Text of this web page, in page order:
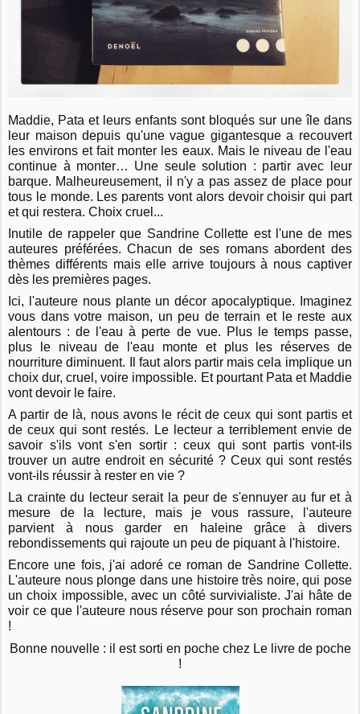
Maddie, Pata et leurs enfants sont bloqués sur une île dans
leur maison depuis qu'une vague gigantesque a recouvert
les environs et fait monter les eaux. Mais le niveau de l'eau
continue à monter… Une seule solution : partir avec leur
barque. Malheureusement, il n'y a pas assez de place pour
tous le monde. Les parents vont alors devoir choisir qui part
et qui restera. Choix cruel...
Inutile de rappeler que Sandrine Collette est l'une de mes
auteures préférées. Chacun de ses romans abordent des
thèmes différents mais elle arrive toujours à nous captiver
dès les premières pages.
Ici, l'auteure nous plante un décor apocalyptique. Imaginez
vous dans votre maison, un peu de terrain et le reste aux
alentours : de l'eau à perte de vue. Plus le temps passe,
plus le niveau de l'eau monte et plus les réserves de
nourriture diminuent. Il faut alors partir mais cela implique un
choix dur, cruel, voire impossible. Et pourtant Pata et Maddie
vont devoir le faire.
A partir de là, nous avons le récit de ceux qui sont partis et
de ceux qui sont restés. Le lecteur a terriblement envie de
savoir s'ils vont s'en sortir : ceux qui sont partis vont-ils
trouver un autre endroit en sécurité ? Ceux qui sont restés
vont-ils réussir à rester en vie ?
La crainte du lecteur serait la peur de s'ennuyer au fur et à
mesure de la lecture, mais je vous rassure, l'auteure
parvient à nous garder en haleine grâce à divers
rebondissements qui rajoute un peu de piquant à l'histoire.
Encore une fois, j'ai adoré ce roman de Sandrine Collette.
L'auteure nous plonge dans une histoire très noire, qui pose
un choix impossible, avec un côté survivialiste. J'ai hâte de
voir ce que l'auteure nous réserve pour son prochain roman
!
Bonne nouvelle : il est sorti en poche chez Le livre de poche
!